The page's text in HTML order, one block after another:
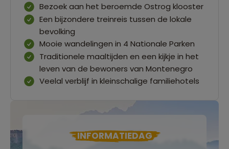
Bezoek aan het beroemde Ostrog klooster
Een bijzondere treinreis tussen de lokale
bevolking
Mooie wandelingen in 4 Nationale Parken
Traditionele maaltijden en een kijkje in het
leven van de bewoners van Montenegro
Veelal verblijf in kleinschalige familiehotels
INFORMATIEDAG